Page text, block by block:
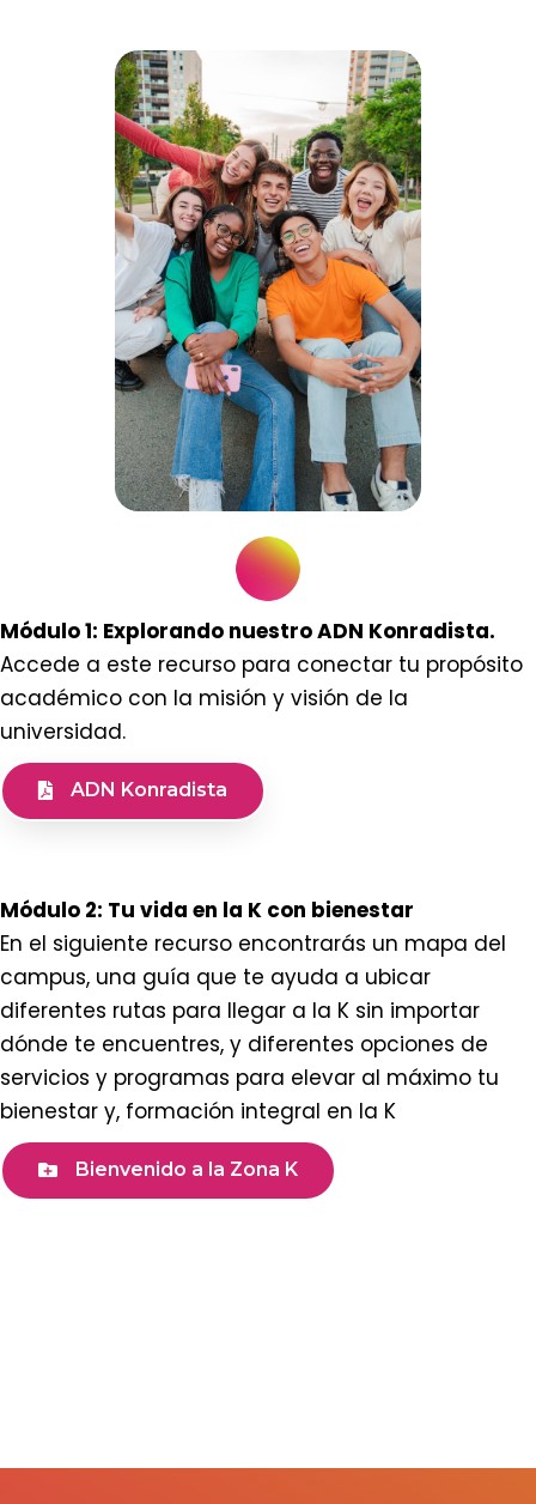
Módulo 1: Explorando nuestro ADN Konradista.
Accede a este recurso para conectar tu propósito
académico con la misión y visión de la
universidad.
ADN Konradista
Módulo 2: Tu vida en la K con bienestar
En el siguiente recurso encontrarás un mapa del
campus, una guía que te ayuda a ubicar
diferentes rutas para llegar a la K sin importar
dónde te encuentres, y diferentes opciones de
servicios y programas para elevar al máximo tu
bienestar y, formación integral en la K
Bienvenido a la Zona K